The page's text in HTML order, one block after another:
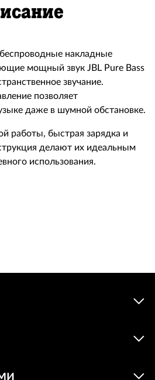
накладные
мощный звук JBL Pure Bass
звучание.
позволяет
даже в шумной обстановке.
работы, быстрая зарядка и
делают их идеальным
использования.